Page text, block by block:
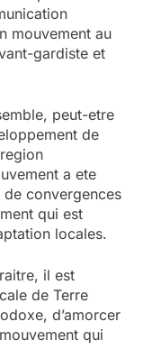
gardiste et
peut-etre
de
a ete
convergences
qui est
locales.
il est
de Terre
d’amorcer
qui